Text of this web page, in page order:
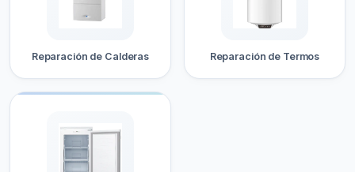
Reparación de Calderas Reparación de Termos